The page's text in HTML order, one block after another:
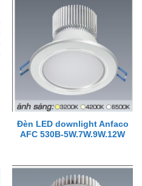
Đèn LED downlight Anfaco
AFC 530B-5W.7W.9W.12W